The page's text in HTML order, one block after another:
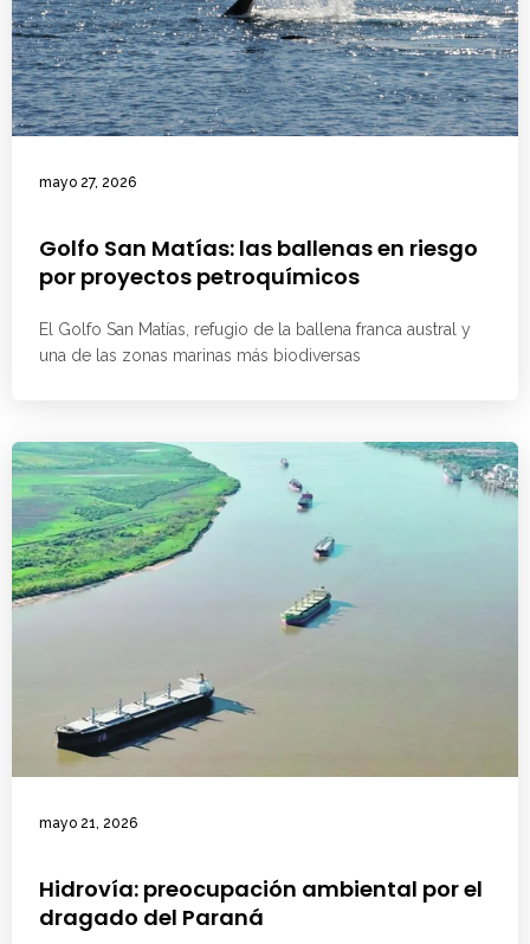
mayo 27, 2026
Golfo San Matías: las ballenas en riesgo
por proyectos petroquímicos
El Golfo San Matías, refugio de la ballena franca austral y
una de las zonas marinas más biodiversas
mayo 21, 2026
Hidrovía: preocupación ambiental por el
dragado del Paraná